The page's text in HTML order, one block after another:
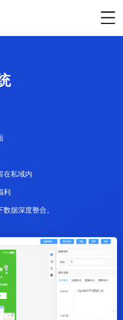
在私域内
利
据深度整合。